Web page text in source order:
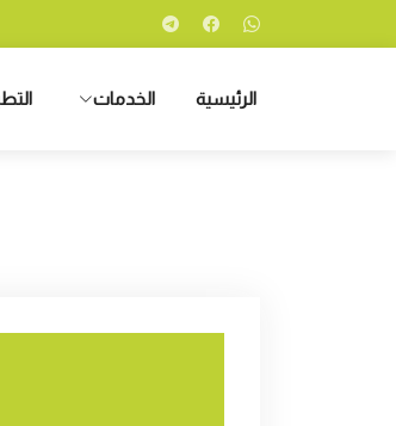
الرئيسية الخدمات